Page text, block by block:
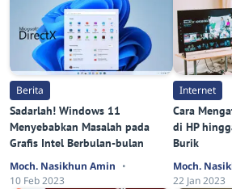
Berita
Sadarlah! Windows 11
Menyebabkan Masalah pada
Grafis Intel Berbulan-bulan
Moch. Nasikhun Amin
10 Feb 2023
Internet
Cara
di HP
Burik
Moch.
22 Jan 2023